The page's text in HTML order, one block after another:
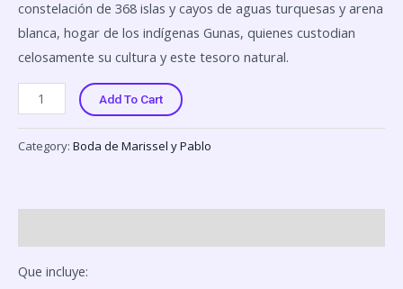
constelación de 368 islas y cayos de aguas turquesas y arena
blanca, hogar de los indígenas Gunas, quienes custodian
celosamente su cultura y este tesoro natural.
Add To Cart
Category: Boda de Marissel y Pablo
Que incluye: